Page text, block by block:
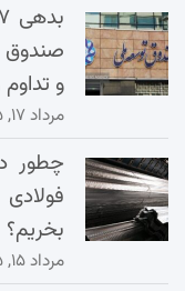
و تداوم
مرداد ۱۷, ۱۴۰۵
چطور
بخریم؟
مرداد ۱۵, ۱۴۰۵